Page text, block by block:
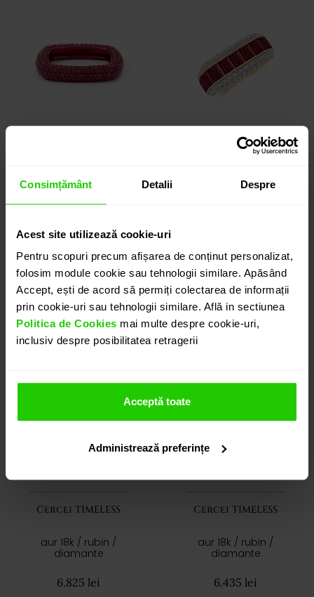
Consimțământ Detalii Despre
Acest site utilizează cookie-uri
Pentru scopuri precum afișarea de conținut personalizat,
folosim module cookie sau tehnologii similare. Apăsând
Accept, ești de acord să permiți colectarea de informații
prin cookie-uri sau tehnologii similare. Află in sectiunea
Politica de Cookies mai multe despre cookie-uri,
inclusiv despre posibilitatea retragerii
Acceptă toate
Administrează preferințe
Inel TIMELESS
9.885 lei
INEL TIMELESS
16.835 lei
Cercei TIMELESS
aur 18k / rubin /
diamante
6.825 lei
Cercei TIMELESS
aur 18k / rubin /
diamante
6.435 lei